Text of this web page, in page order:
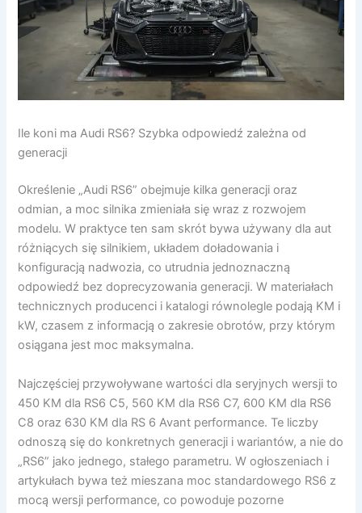
Ile koni ma Audi RS6? Szybka odpowiedź zależna od
generacji
Określenie „Audi RS6” obejmuje kilka generacji oraz
odmian, a moc silnika zmieniała się wraz z rozwojem
modelu. W praktyce ten sam skrót bywa używany dla aut
różniących się silnikiem, układem doładowania i
konfiguracją nadwozia, co utrudnia jednoznaczną
odpowiedź bez doprecyzowania generacji. W materiałach
technicznych producenci i katalogi równolegle podają KM i
kW, czasem z informacją o zakresie obrotów, przy którym
osiągana jest moc maksymalna.
Najczęściej przywoływane wartości dla seryjnych wersji to
450 KM dla RS6 C5, 560 KM dla RS6 C7, 600 KM dla RS6
C8 oraz 630 KM dla RS 6 Avant performance. Te liczby
odnoszą się do konkretnych generacji i wariantów, a nie do
„RS6” jako jednego, stałego parametru. W ogłoszeniach i
artykułach bywa też mieszana moc standardowego RS6 z
mocą wersji performance, co powoduje pozorne